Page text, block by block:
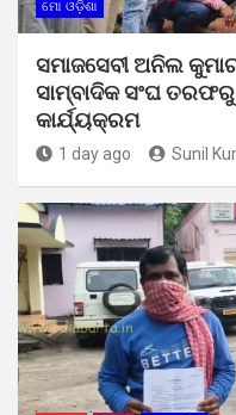
ମୋ ଓଡ଼ିଶା
ସମାଜସେବୀ ଅନିଲ
ସାମ୍ବାଦିକ ସଂଘ
କାର୍ଯ୍ୟକ୍ରମ
1 day ago Sunil